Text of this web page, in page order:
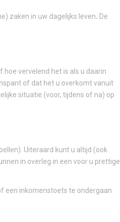
zaken in uw dagelijks leven. De
vervelend het is als u daarin
of dat het u overkomt vanuit
situatie (voor, tijdens of na) op
Uiteraard kunt u altijd (ook
in overleg in een voor u prettige
een inkomenstoets te ondergaan